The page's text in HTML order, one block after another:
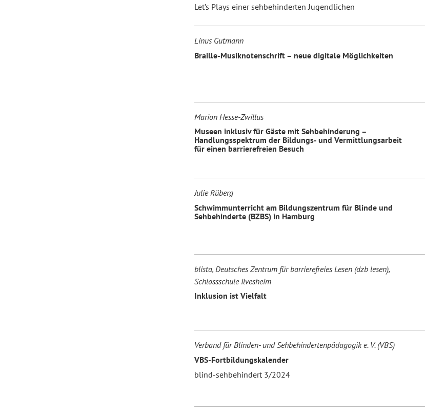
Let’s Plays einer sehbehinderten Jugendlichen
Linus Gutmann
Braille-Musiknotenschrift – neue digitale Möglichkeiten
Marion Hesse-Zwillus
Museen inklusiv für Gäste mit Sehbehinderung –
Handlungsspektrum der Bildungs- und Vermittlungsarbeit
für einen barrierefreien Besuch
Julie Rüberg
Schwimmunterricht am Bildungszentrum für Blinde und
Sehbehinderte (BZBS) in Hamburg
blista, Deutsches Zentrum für barrierefreies Lesen (dzb lesen),
Schlossschule Ilvesheim
Inklusion ist Vielfalt
Verband für Blinden- und Sehbehindertenpädagogik e. V. (VBS)
VBS-Fortbildungskalender
blind-sehbehindert 3/2024